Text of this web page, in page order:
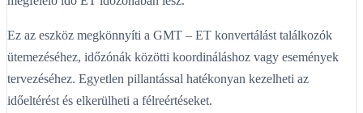
Ez az eszköz megkönnyíti a GMT – ET konvertálást találkozók
ütemezéséhez, időzónák közötti koordináláshoz vagy események
tervezéséhez. Egyetlen pillantással hatékonyan kezelheti az
időeltérést és elkerülheti a félreértéseket.